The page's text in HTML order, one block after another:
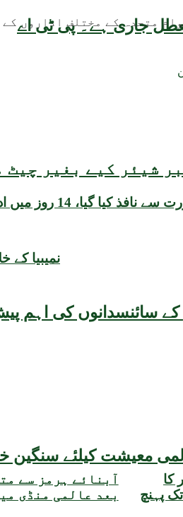
جاری ہے۔ پی ٹی اے
شیئر کیے بغیر چیٹ
کے سائنسدانوں کی اہم
متحدہ کے مختلف اداروں
فیصد رعایت: ڈی آئی جی ٹریفک کا سندھ ہائیکورٹ میں جواب
نمیبیا
لاکھ ڈالر کا
کروڑ ڈالر تک پہنچ
آبنائے ہرمز سے
بعد عالمی منڈی